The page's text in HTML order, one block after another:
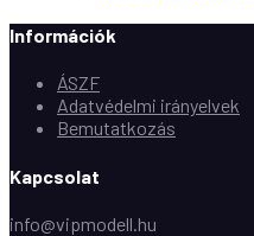
Információk
ÁSZF
Adatvédelmi irányelvek
Bemutatkozás
Kapcsolat
info@vipmodell.hu